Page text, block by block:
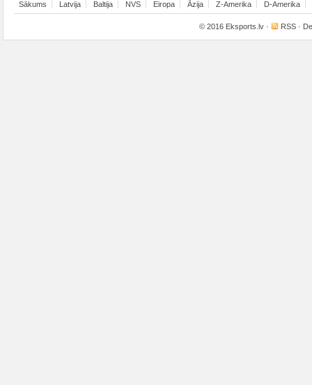
Sākums Latvija Baltija NVS Eiropa Āzija Z-Amerika D-Amerika
© 2016 Eksports.lv · RSS ·